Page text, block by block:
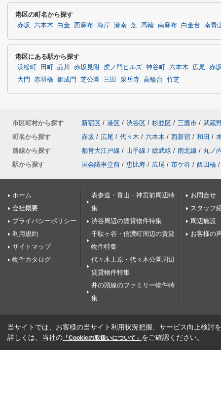
港区の町名から探す
赤坂 六本木 白金 西麻布 海岸 港南 芝 高輪 南麻布 白金台 南青
港区にある駅から探す
浜松町 田町 品川 赤坂見附 虎ノ門ヒルズ 神谷町 六本木 広尾 赤
大門
赤羽橋 御成門 芝公園 三田 泉岳寺 高輪台 竹芝
市区町村から探す 新宿区 / 港区 / 渋谷区 / 杉並区 / 三鷹市 / 武蔵
町名から探す
赤坂 / 広尾 / 代々木 / 六本木 / 西新宿 / 和田 /
路線から探す
都営大江戸線 / 山手線 / 総武線 / 南北線 / 丸ノ
駅から探す
国会議事堂前 / 恵比寿 / 広尾 / 市ケ谷 / 飯田橋 /
ホーム
会社概要
プライバシーポリシー
利用規約
サイトマップ
物件カタログ
表参道・青山・神宮前周辺特
集
渋谷周辺の賃貸物件特集
千駄ヶ谷・信濃町周辺の賃貸
物件特集
代々木上原・代々木公園周辺
賃貸物件特集
井の頭線のファミリー物件特
集
お問合せ
スタッフ
周辺施設
お客様の
当サイトでは、お客様の当サイト利用状況把握、サービス向上検討
詳しくは、当社の 「Cookieの取扱いについて」 をご確認ください。